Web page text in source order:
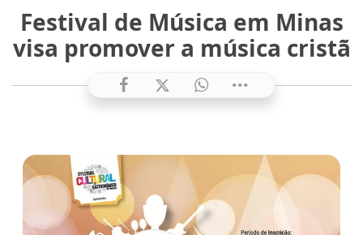
Festival de Música em Minas
visa promover a música cristã